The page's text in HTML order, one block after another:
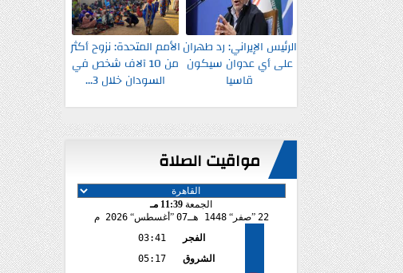
الرئيس الإيراني: رد طهران
على أي عدوان سيكون
قاسيا
الأمم المتحدة: نزوح أكثر
من 10 آلاف شخص في
السودان خلال 3...
مواقيت الصلاة
الجمعة 11:39 مـ
22
صفر 1448 هـ 07 أغسطس 2026 م
الفجر
03:41
الشروق
05:17